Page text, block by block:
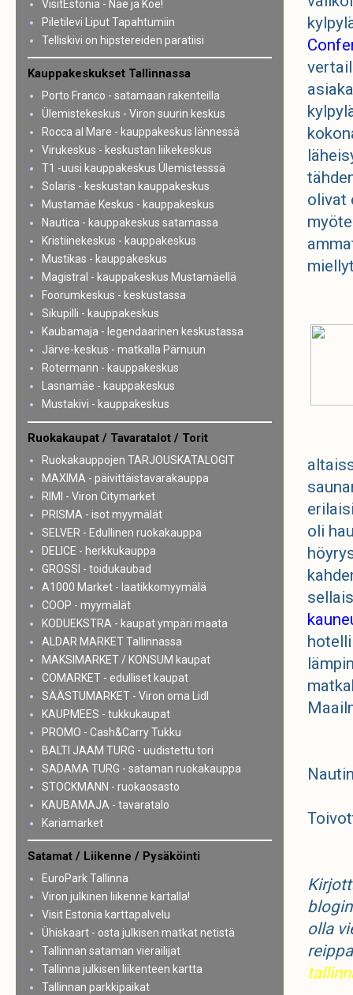
olivat
oli
olla
VisitEstonia - Näe ja Koe!
Piletilevi Liput Tapahtumiin
Telliskivi on hipstereiden paratiisi
Kauppakeskukset Tallinnassa
Porto Franco - satamaan rakenteilla
Ülemistekeskus - Viron suurin keskus
Rocca al Mare - kauppakeskus lännessä
Virukeskus - keskustan liikekeskus
T1 -uusi kauppakeskus Ülemistesssä
Solaris - keskustan kauppakeskus
Mustamäe Keskus - kauppakeskus
Nautica - kauppakeskus satamassa
Kristiinekeskus - kauppakeskus
Mustikas - kauppakeskus
Magistral - kauppakeskus Mustamäellä
Foorumkeskus - keskustassa
Sikupilli - kauppakeskus
Kaubamaja - legendaarinen keskustassa
Järve-keskus - matkalla Pärnuun
Rotermann - kauppakeskus
Lasnamäe - kauppakeskus
Mustakivi - kauppakeskus
Ruokakaupat / Tavaratalot / Torit
Ruokakauppojen TARJOUSKATALOGIT
MAXIMA - päivittäistavarakauppa
RIMI - Viron Citymarket
PRISMA - isot myymälät
SELVER - Edullinen ruokakauppa
DELICE - herkkukauppa
GROSSI - toidukaubad
A1000 Market - laatikkomyymälä
COOP - myymälät
KODUEKSTRA - kaupat ympäri maata
ALDAR MARKET Tallinnassa
MAKSIMARKET / KONSUM kaupat
COMARKET - edulliset kaupat
SÄÄSTUMARKET - Viron oma Lidl
KAUPMEES - tukkukaupat
PROMO - Cash&Carry Tukku
BALTI JAAM TURG - uudistettu tori
SADAMA TURG - sataman ruokakauppa
STOCKMANN - ruokaosasto
KAUBAMAJA - tavaratalo
Kariamarket
Satamat / Liikenne / Pysäköinti
EuroPark Tallinna
Viron julkinen liikenne kartalla!
Visit Estonia karttapalvelu
Ühiskaart - osta julkisen matkat netistä
Tallinnan sataman vierailijat
Tallinna julkisen liikenteen kartta
Tallinnan parkkipaikat